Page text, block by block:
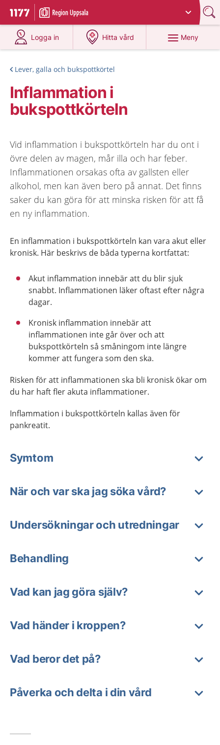
Till startsidan för 1177
Du har valt region
Logga in
på 1177.se
Hitta vård
på 1177.se
Meny
Lever, galla och bukspottkörtel
Inflammation i
bukspottkörteln
Vid inflammation i bukspottkörteln har du ont i
övre delen av magen, mår illa och har feber.
Inflammationen orsakas ofta av gallsten eller
alkohol, men kan även bero på annat. Det finns
saker du kan göra för att minska risken för att få
en ny inflammation.
En inflammation i bukspottkörteln kan vara akut eller
kronisk. Här beskrivs de båda typerna kortfattat:
Akut inflammation innebär att du blir sjuk
snabbt. Inflammationen läker oftast efter några
dagar.
Kronisk inflammation innebär att
inflammationen inte går över och att
bukspottkörteln så småningom inte längre
kommer att fungera som den ska.
Risken för att inflammationen ska bli kronisk ökar om
du har haft fler akuta inflammationer.
Inflammation i bukspottkörteln kallas även för
pankreatit.
Symtom
När och var ska jag söka vård?
Undersökningar och utredningar
Behandling
Vad kan jag göra själv?
Vad händer i kroppen?
Vad beror det på?
Påverka och delta i din vård